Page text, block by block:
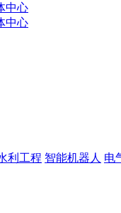
中心
中心
利工程 智能机器人 电